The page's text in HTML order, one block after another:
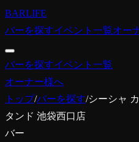
BARLIFE
バーを探すイベント一覧オー
バーを探すイベント一覧
オーナー様へ
トップ/バーを探す/シーシャ
タンド 池袋西口店
バー